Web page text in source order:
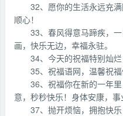
32、愿你的生活永远充
顺心！
33、春风得意马蹄疾，
画，快乐无边，幸福永驻。
34、今天的祝福特别灿
35、祝福语网，温馨祝
36、祝福你在新的一年
意，秒秒快乐！身体安康，事
37、抛开烦恼，拥抱快